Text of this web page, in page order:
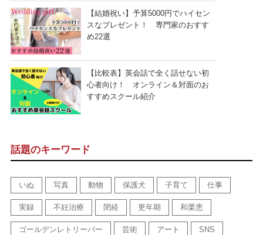
【結婚祝い】予算5000円でハイセン
スなプレゼント！ 専門家のおすす
め22選
【比較表】英会話で全く話せない初
心者向け！ オンライン＆対面のお
すすめスクール紹介
話題のキーワード
いぬ 写真 動物 保護犬 子育て 仕事
実録 不妊治療 閉経 更年期 和栗恵
ゴールデンレトリーバー 芸術 アート SNS